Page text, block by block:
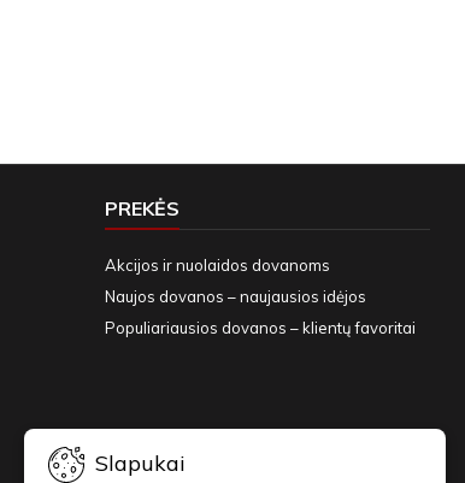
PREKĖS
Akcijos ir nuolaidos dovanoms
Naujos dovanos – naujausios idėjos
Populiariausios dovanos – klientų favoritai
Slapukai